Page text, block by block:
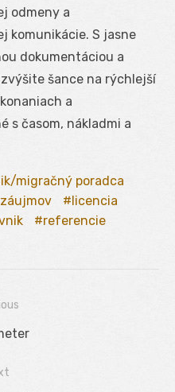
odmeny a
komunikácie. S jasne
dokumentáciou a
šance na rýchlejší
a
s časom, nákladmi a
migračný poradca
licencia
referencie